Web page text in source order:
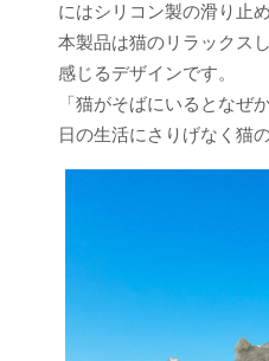
にはシリコン製の滑り止
本製品は猫のリラックス
感じるデザインです。
「猫がそばにいるとな
日の生活にさりげなく猫